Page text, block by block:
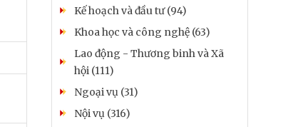
Kế hoạch và đầu tư (94)
Khoa học và công nghệ (63)
Lao động - Thương binh và Xã
hội (111)
Ngoại vụ (31)
Nội vụ (316)